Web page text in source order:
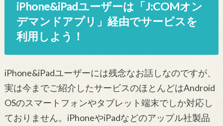
iPhone&iPadユーザーは「J:COMオン
デマンドアプリ」経由でサービスを
利用しよう！
iPhone&iPadユーザーには残念なお話しなのですが、
実は今までご紹介したサービスのほとんどはAndroid
OSのスマートフォンやタブレット端末でしか対応し
ておりません。iPhoneやiPadなどのアップル社製品